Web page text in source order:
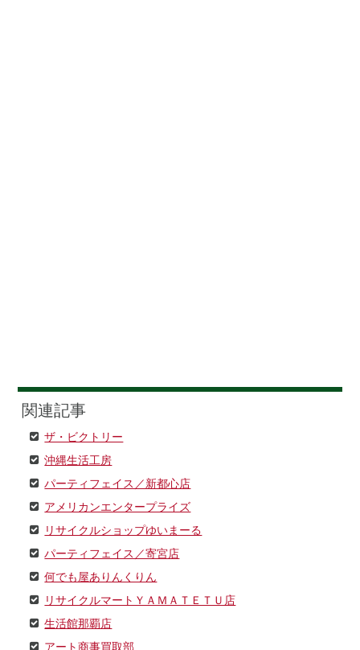
関連記事
ザ・ビクトリー
沖縄生活工房
パーティフェイス／新都心店
アメリカンエンタープライズ
リサイクルショップゆいまーる
パーティフェイス／寄宮店
何でも屋ありんくりん
リサイクルマートＹＡＭＡＴＥＴＵ店
生活館那覇店
アート商事買取部